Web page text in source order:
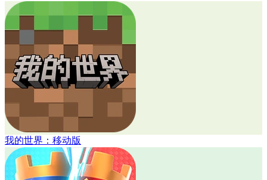
我的世界：移动版